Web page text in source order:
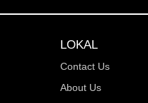
LOKAL
Contact Us
About Us